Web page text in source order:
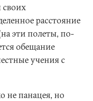
своих
расстояние
эти полеты, по-
обещание
учения с
не панацея, но